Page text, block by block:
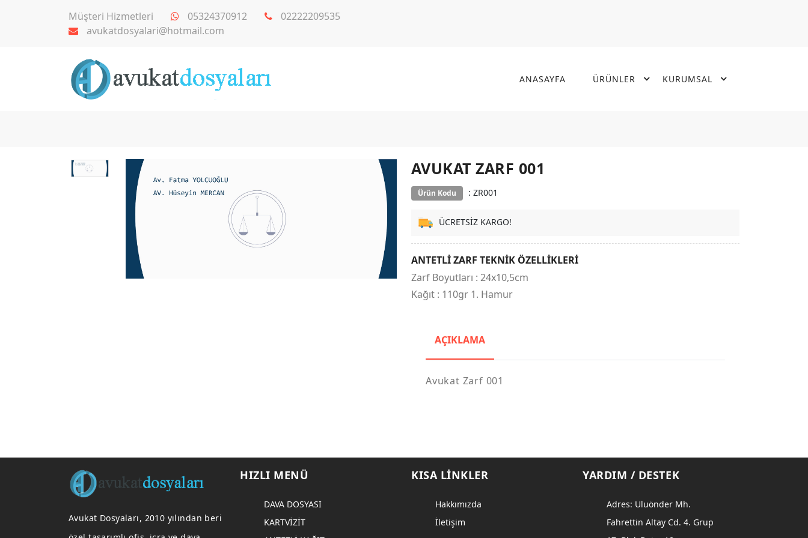
Müşteri Hizmetleri 05324370912
02222209535
avukatdosyalari@hotmail.com
ANASAYFA ÜRÜNLER KURUMSAL
AVUKAT ZARF 001
Ürün Kodu : ZR001
ÜCRETSİZ KARGO!
ANTETLİ ZARF TEKNİK ÖZELLİKLERİ
Zarf Boyutları : 24x10,5cm
Kağıt : 110gr 1. Hamur
AÇIKLAMA
Avukat Zarf 001
Avukat Dosyaları, 2010 yılından beri
HIZLI MENÜ
DAVA DOSYASI
KARTVİZİT
KISA LINKLER
Hakkımızda
İletişim
YARDIM / DESTEK
Adres: Uluönder Mh.
Fahrettin Altay Cd. 4. Grup